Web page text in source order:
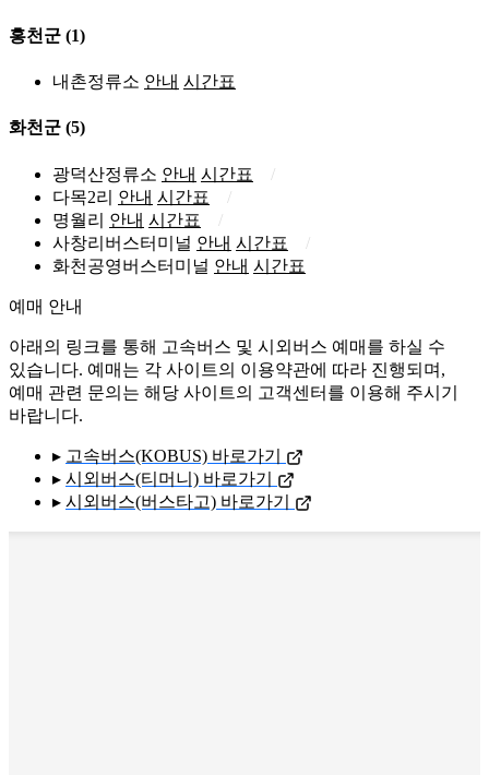
홍천군 (1)
내촌정류소 안내 시간표
화천군 (5)
광덕산정류소 안내 시간표
다목2리 안내 시간표
명월리 안내 시간표
사창리버스터미널 안내 시간표
화천공영버스터미널 안내 시간표
예매 안내
아래의 링크를 통해 고속버스 및 시외버스 예매를 하실 수
있습니다. 예매는 각 사이트의 이용약관에 따라 진행되며,
예매 관련 문의는 해당 사이트의 고객센터를 이용해 주시기
바랍니다.
▸ 고속버스(KOBUS) 바로가기
▸ 시외버스(티머니) 바로가기
▸ 시외버스(버스타고) 바로가기